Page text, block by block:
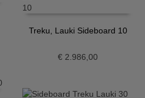
Treku, Lauki Sideboard 10
€ 2.986,00